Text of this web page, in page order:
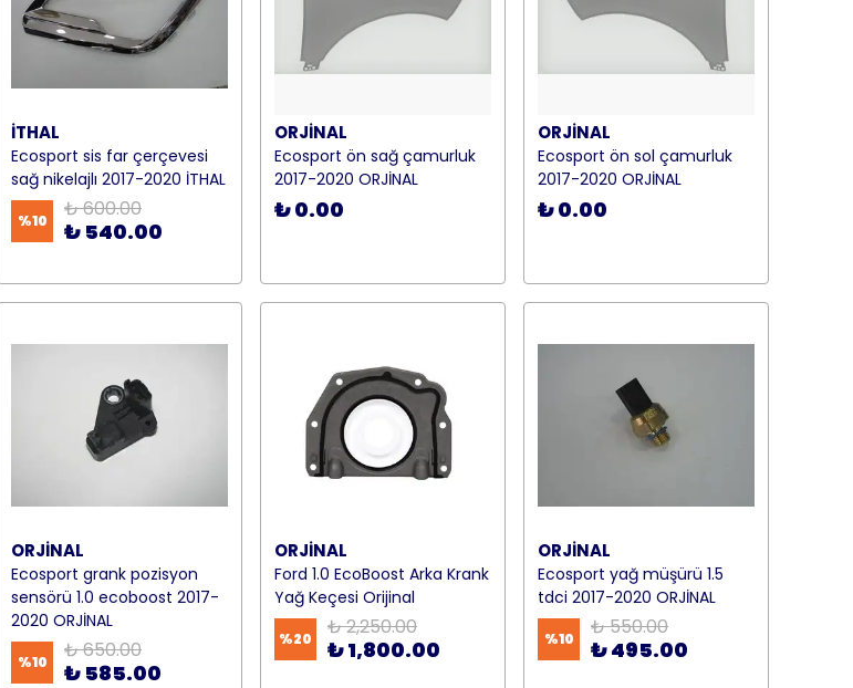
İTHAL
Ecosport sis far çerçevesi
sağ nikelajlı 2017-2020 İTHAL
%10 ₺ 600.00
₺ 540.00
ORJİNAL
Ecosport ön sağ çamurluk
2017-2020 ORJİNAL
₺ 0.00
ORJİNAL
Ecosport ön sol çamurluk
2017-2020 ORJİNAL
₺ 0.00
ORJİNAL
Ecosport grank pozisyon
sensörü 1.0 ecoboost 2017-
2020 ORJİNAL
%10 ₺ 650.00
₺ 585.00
ORJİNAL
Ford 1.0 EcoBoost Arka Krank
Yağ Keçesi Orijinal
%20 ₺ 2,250.00
₺ 1,800.00
ORJİNAL
Ecosport yağ müşürü 1.5
tdci 2017-2020 ORJİNAL
%10 ₺ 550.00
₺ 495.00